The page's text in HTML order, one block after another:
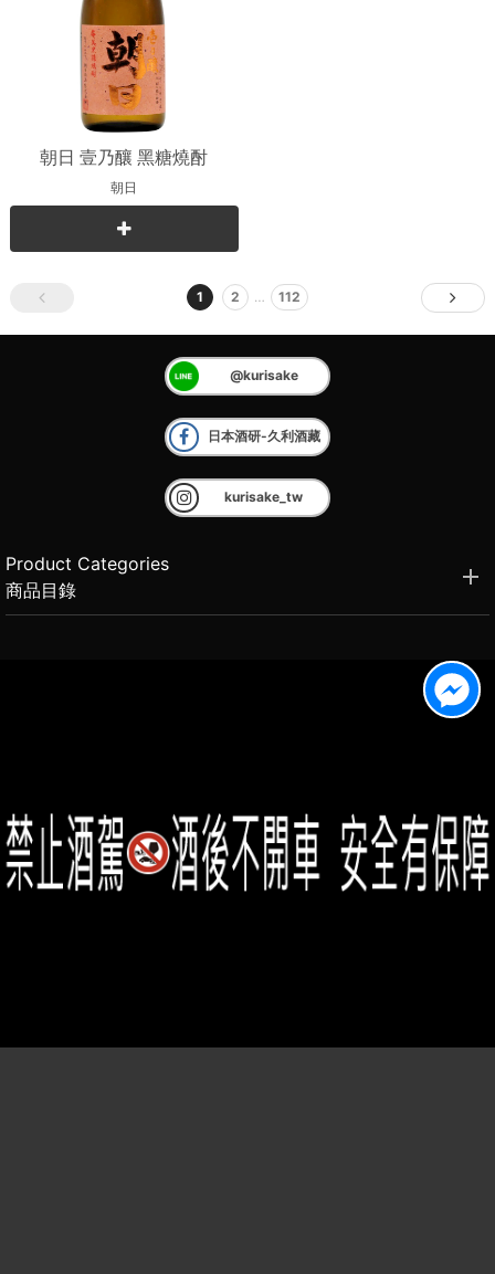
朝日 壹乃釀 黑糖燒酎
朝日
1 2 … 112
@kurisake
日本酒研-久利酒藏
kurisake_tw
Product Categories
商品目錄
會員中心
客服電話 (02)2331-6080